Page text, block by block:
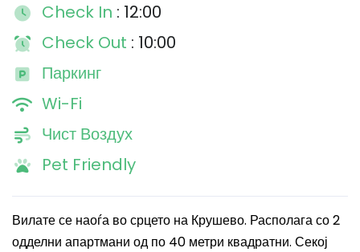
Check In : 12:00
Check Out : 10:00
Паркинг
Wi-Fi
Чист Воздух
Pet Friendly
Вилате се наоѓа во срцето на Крушево. Располага со 2
одделни апартмани од по 40 метри квадратни. Секој